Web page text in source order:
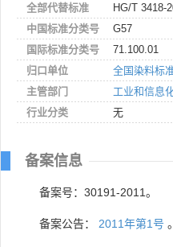
全部代替标准
HG/T 3418-
中国标准分类号
G57
国际标准分类号
71.100.01
归口单位
全国染料标
主管部门
工业和信息
行业分类
无
备案信息
备案号：30191-2011。
备案公告： 2011年第1号 。